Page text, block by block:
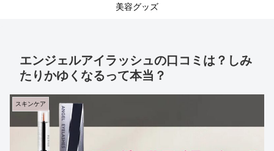
美容グッズ
エンジェルアイラッシュの口コミは？しみ
たりかゆくなるって本当？
スキンケア